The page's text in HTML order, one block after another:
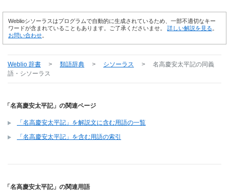
Weblioシソーラスはプログラムで自動的に生成されているため、一部不適切なキー
ワードが含まれていることもあります。ご了承くださいませ。 詳しい解説を見る
お問い合わせ
Weblio 辞書 > 類語辞典 > シソーラス > 名高慶安太平記の同義
語・シソーラス
「名高慶安太平記」の関連ページ
「名高慶安太平記」を解説文に含む用語の一覧
「名高慶安太平記」を含む用語の索引
「名高慶安太平記」の関連用語